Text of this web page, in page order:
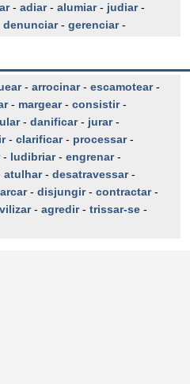
- adiar- alumiar- judiar-
denunciar- gerenciar-
- arrocinar- escamotear-
- margear- consistir-
- danificar- jurar-
- clarificar- processar-
- ludibriar- engrenar-
atulhar- desatravessar-
- disjungir- contractar-
- agredir- trissar-se -